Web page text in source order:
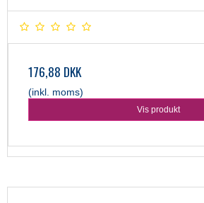
176,88 DKK
(inkl. moms)
Vis produkt